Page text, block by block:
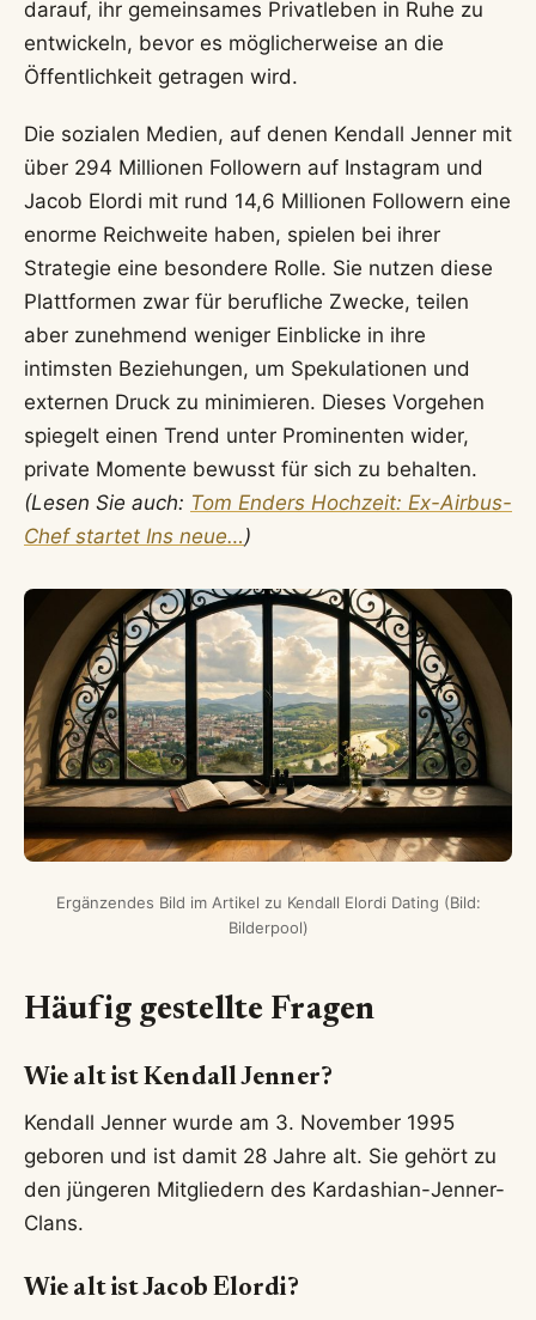
darauf, ihr gemeinsames Privatleben in Ruhe zu
entwickeln, bevor es möglicherweise an die
Öffentlichkeit getragen wird.
Die sozialen Medien, auf denen Kendall Jenner mit
über 294 Millionen Followern auf Instagram und
Jacob Elordi mit rund 14,6 Millionen Followern eine
enorme Reichweite haben, spielen bei ihrer
Strategie eine besondere Rolle. Sie nutzen diese
Plattformen zwar für berufliche Zwecke, teilen
aber zunehmend weniger Einblicke in ihre
intimsten Beziehungen, um Spekulationen und
externen Druck zu minimieren. Dieses Vorgehen
spiegelt einen Trend unter Prominenten wider,
private Momente bewusst für sich zu behalten.
(Lesen Sie auch: Tom Enders Hochzeit: Ex-Airbus-
Chef startet Ins neue…)
Ergänzendes Bild im Artikel zu Kendall Elordi Dating (Bild:
Bilderpool)
Häufig gestellte Fragen
Wie alt ist Kendall Jenner?
Kendall Jenner wurde am 3. November 1995
geboren und ist damit 28 Jahre alt. Sie gehört zu
den jüngeren Mitgliedern des Kardashian-Jenner-
Clans.
Wie alt ist Jacob Elordi?